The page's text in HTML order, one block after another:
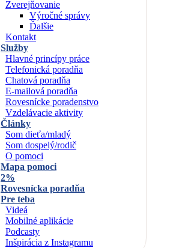
Zverejňovanie
Výročné správy
Ďalšie
Kontakt
Služby
Hlavné princípy práce
Telefonická poradňa
Chatová poradňa
E-mailová poradňa
Rovesnícke poradenstvo
Vzdelávacie aktivity
Články
Som dieťa/mladý
Som dospelý/rodič
O pomoci
Mapa pomoci
2%
Rovesnícka poradňa
Pre teba
Videá
Mobilné aplikácie
Podcasty
Inšpirácia z Instagramu